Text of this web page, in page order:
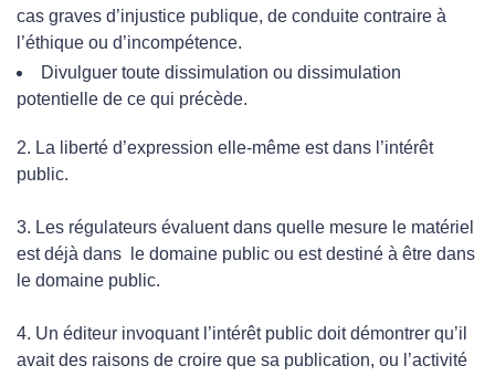
cas graves d’injustice publique, de conduite contraire à
l’éthique ou d’incompétence.
Divulguer toute dissimulation ou dissimulation
potentielle de ce qui précède.
2. La liberté d’expression elle-même est dans l’intérêt
public.
3. Les régulateurs évaluent dans quelle mesure le matériel
est déjà dans le domaine public ou est destiné à être dans
le domaine public.
4. Un éditeur invoquant l’intérêt public doit démontrer qu’il
avait des raisons de croire que sa publication, ou l’activité